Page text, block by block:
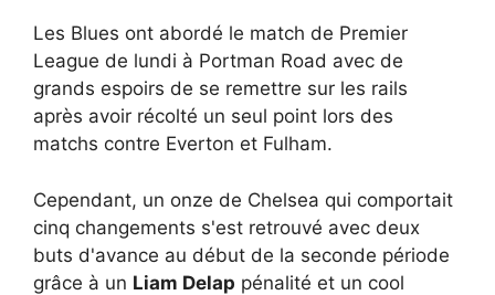
Les Blues ont abordé le match de Premier
League de lundi à Portman Road avec de
grands espoirs de se remettre sur les rails
après avoir récolté un seul point lors des
matchs contre Everton et Fulham.
Cependant, un onze de Chelsea qui comportait
cinq changements s'est retrouvé avec deux
buts d'avance au début de la seconde période
grâce à un Liam Delap pénalité et un cool